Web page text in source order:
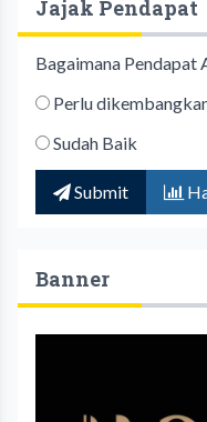
Jajak Pendapat
Bagaimana Pendapat
Perlu
Sudah Baik
Submit
Banner